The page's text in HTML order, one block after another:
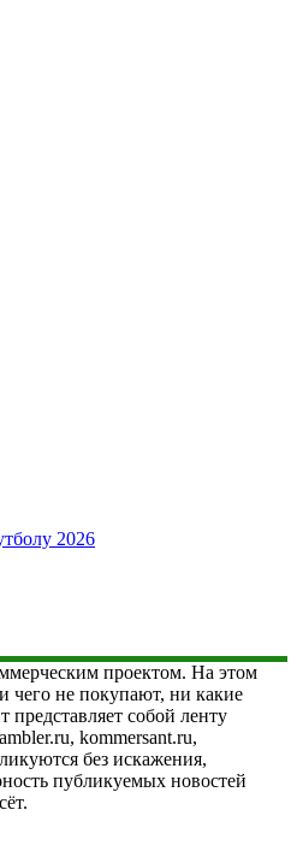
2026
проектом. На этом
чего не покупают, ни какие
представляет собой ленту
kommersant.ru,
без искажения,
публикуемых новостей